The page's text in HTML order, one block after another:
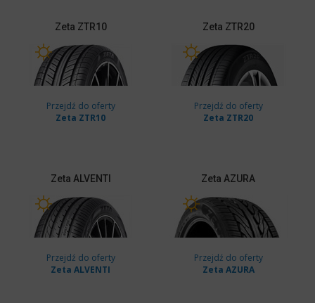
Zeta ZTR10
Przejdź do oferty
Zeta ZTR10
Zeta ZTR20
Przejdź do oferty
Zeta ZTR20
Zeta ALVENTI
Przejdź do oferty
Zeta ALVENTI
Zeta AZURA
Przejdź do oferty
Zeta AZURA